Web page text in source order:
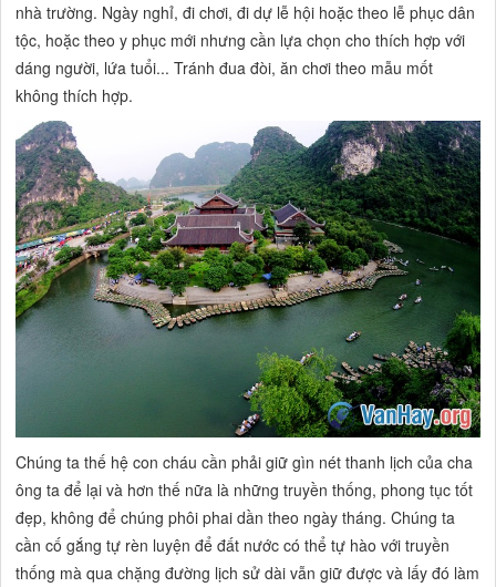
nhà trường. Ngày nghỉ, đi chơi, đi dự lễ hội hoặc theo lễ phục dân
tộc, hoặc theo y phục mới nhưng cần lựa chọn cho thích hợp với
dáng người, lứa tuổi... Tránh đua đòi, ăn chơi theo mẫu mốt
không thích hợp.
Chúng ta thế hệ con cháu cần phải giữ gìn nét thanh lịch của cha
ông ta để lại và hơn thế nữa là những truyền thống, phong tục tốt
đẹp, không để chúng phôi phai dần theo ngày tháng. Chúng ta
cần cố gắng tự rèn luyện để đất nước có thể tự hào với truyền
thống mà qua chặng đường lịch sử dài vẫn giữ được và lấy đó làm